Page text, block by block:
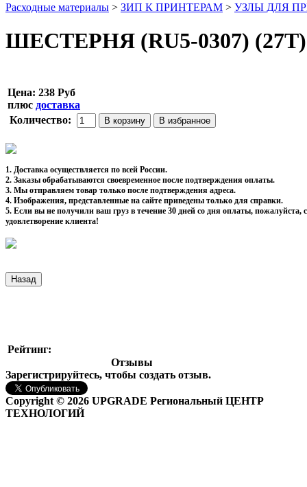
Расходные материалы > ЗИП К ПРИНТЕРАМ > УЗЛЫ ДЛЯ
ШЕСТЕРНЯ (RU5-0307) (27Т)
Цена: 238 Руб
плюс доставка
Количество:
1. Доставка осуществляется по всей России.
2. Заказы обрабатываются своевременное после подтверждения оплаты.
3. Мы отправляем товар только после подтверждения адреса.
4. Изображения, представленные на сайте приведены только для справки.
5. Если вы не получили ваш груз в течение 30 дней со дня оплаты,
удовлетворение клиента!
Рейтинг:
Отзывы
Зарегистрируйтесь, чтобы создать отзыв.
Copyright © 2026 UPGRADE Региональный ЦЕНТР
ТЕХНОЛОГИЙ